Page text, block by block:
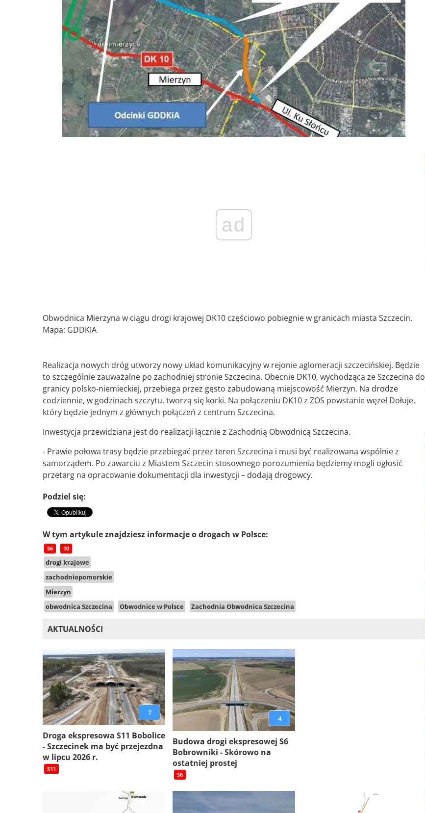
ad
Obwodnica Mierzyna w ciągu drogi krajowej DK10 częściowo pobiegnie w granicach miasta Szczecin.
Mapa: GDDKIA
Realizacja nowych dróg utworzy nowy układ komunikacyjny w rejonie aglomeracji szczecińskiej. Będzie
to szczególnie zauważalne po zachodniej stronie Szczecina. Obecnie DK10, wychodząca ze Szczecina do
granicy polsko-niemieckiej, przebiega przez gęsto zabudowaną miejscowość Mierzyn. Na drodze
codziennie, w godzinach szczytu, tworzą się korki. Na połączeniu DK10 z ZOS powstanie węzeł Dołuje,
który będzie jednym z głównych połączeń z centrum Szczecina.
Inwestycja przewidziana jest do realizacji łącznie z Zachodnią Obwodnicą Szczecina.
- Prawie połowa trasy będzie przebiegać przez teren Szczecina i musi być realizowana wspólnie z
samorządem. Po zawarciu z Miastem Szczecin stosownego porozumienia będziemy mogli ogłosić
przetarg na opracowanie dokumentacji dla inwestycji – dodają drogowcy.
Podziel się:
W tym artykule znajdziesz informacje o drogach w Polsce:
S6 10
drogi krajowe
zachodniopomorskie
Mierzyn
obwodnica Szczecina
Obwodnice w Polsce Zachodnia Obwodnica Szczecina
AKTUALNOŚCI
7
Droga ekspresowa S11 Bobolice
- Szczecinek ma być przejezdna
w lipcu 2026 r.
S11
4
Budowa drogi ekspresowej S6
Bobrowniki - Skórowo na
ostatniej prostej
S6